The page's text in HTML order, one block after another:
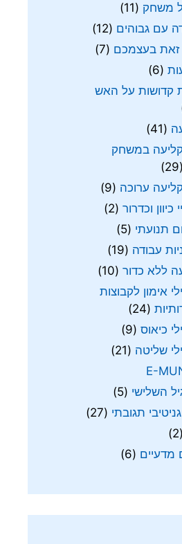
משחק (11)
עם גבוהים (12)
זאת בעצמכם (7)
(6)
קדושות על האש
(41)
קליעה במשחק
(29)
קליעה ערוכה (9)
כיוון וכדרור (2)
תנועתי (5)
עבודה (19)
ללא כדור (10)
אימון לקבוצות
(24)
כיאוס (9)
שליטה (21)
E-
השלישי (5)
תגובתי (27)
(2)
מדעיים (6)